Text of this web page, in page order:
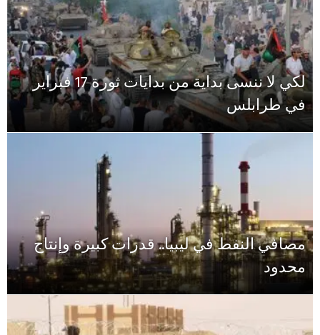
لكي لا ننسى بداية من بدايات ثورة 17 فبراير
في طرابلس
مصافي النفط في ليبيا.. قدرات كبيرة وإنتاج
محدود